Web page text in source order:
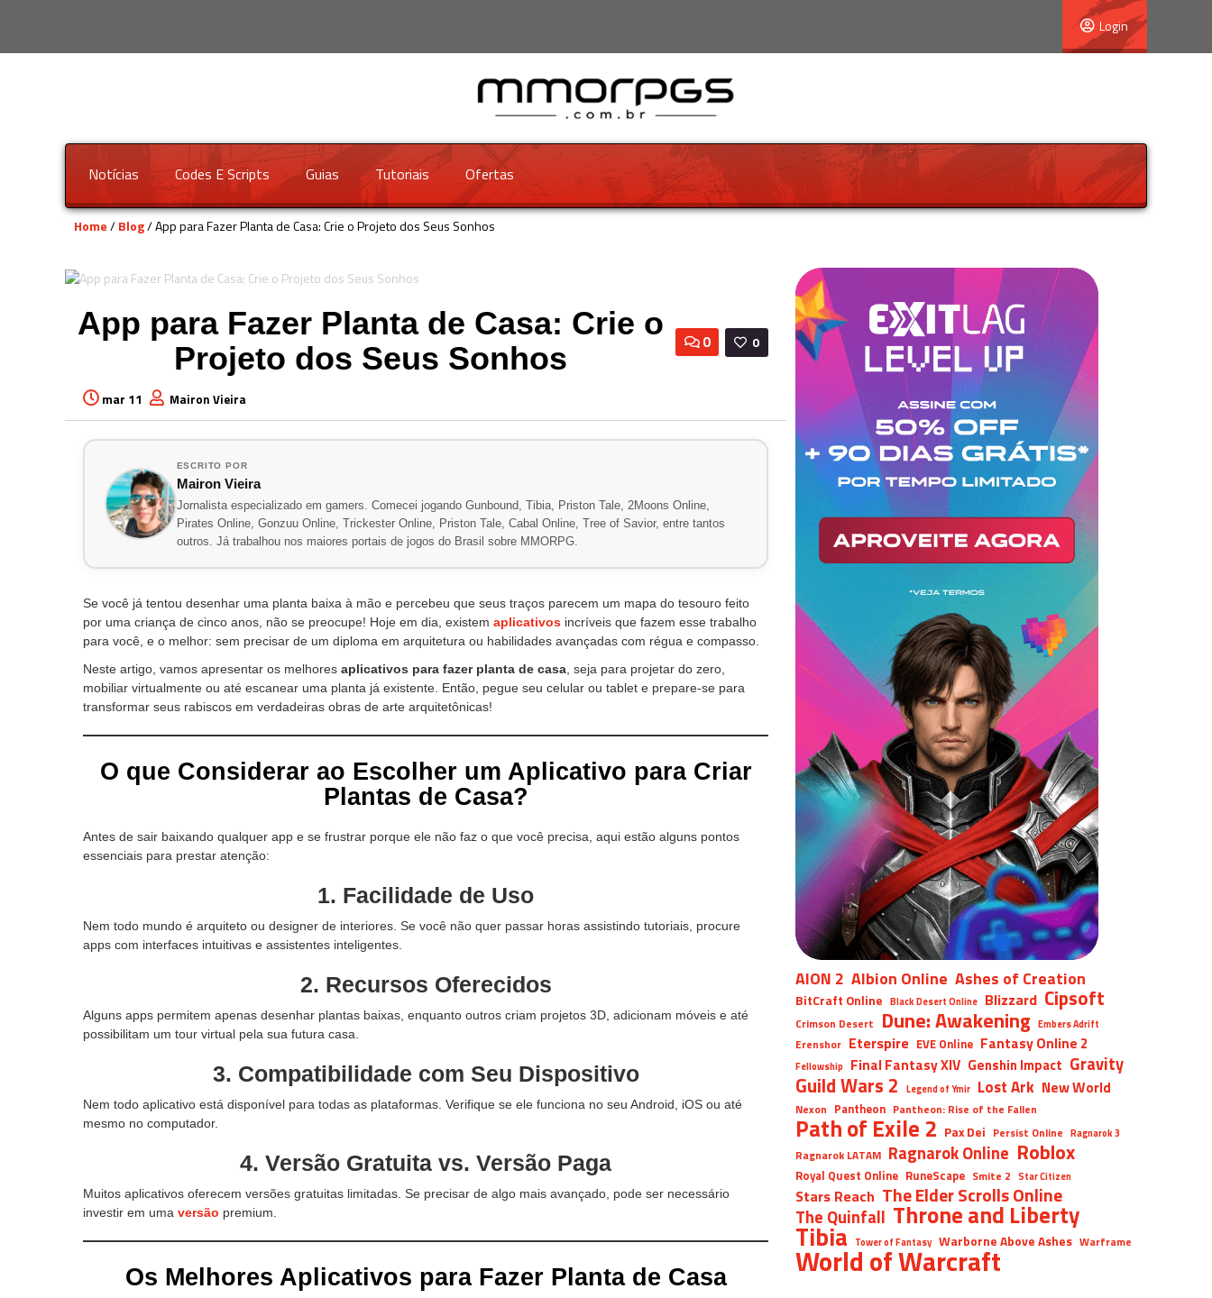
Login
Notícias Codes E Scripts Guias Tutoriais Ofertas
Home/Blog/ App para Fazer Planta de Casa: Crie o Projeto dos Seus Sonhos
0
0
App para Fazer Planta de Casa: Crie o
Projeto dos Seus Sonhos
mar 11 Mairon Vieira
ESCRITO POR
Mairon Vieira
Jornalista especializado em gamers. Comecei jogando Gunbound, Tibia, Priston Tale, 2Moons Online,
Pirates Online, Gonzuu Online, Trickester Online, Priston Tale, Cabal Online, Tree of Savior, entre tantos
outros. Já trabalhou nos maiores portais de jogos do Brasil sobre MMORPG.
Se você já tentou desenhar uma planta baixa à mão e percebeu que seus traços parecem um mapa do tesouro feito
por uma criança de cinco anos, não se preocupe! Hoje em dia, existem aplicativos incríveis que fazem esse trabalho
para você, e o melhor: sem precisar de um diploma em arquitetura ou habilidades avançadas com régua e compasso.
Neste artigo, vamos apresentar os melhores aplicativos para fazer planta de casa , seja para projetar do zero,
mobiliar virtualmente ou até escanear uma planta já existente. Então, pegue seu celular ou tablet e prepare-se para
transformar seus rabiscos em verdadeiras obras de arte arquitetônicas!
O que Considerar ao Escolher um Aplicativo para Criar
Plantas de Casa?
Antes de sair baixando qualquer app e se frustrar porque ele não faz o que você precisa, aqui estão alguns pontos
essenciais para prestar atenção:
1. Facilidade de Uso
Nem todo mundo é arquiteto ou designer de interiores. Se você não quer passar horas assistindo tutoriais, procure
apps com interfaces intuitivas e assistentes inteligentes.
2. Recursos Oferecidos
Alguns apps permitem apenas desenhar plantas baixas, enquanto outros criam projetos 3D, adicionam móveis e até
possibilitam um tour virtual pela sua futura casa.
3. Compatibilidade com Seu Dispositivo
Nem todo aplicativo está disponível para todas as plataformas. Verifique se ele funciona no seu Android, iOS ou até
mesmo no computador.
4. Versão Gratuita vs. Versão Paga
Muitos aplicativos oferecem versões gratuitas limitadas. Se precisar de algo mais avançado, pode ser necessário
investir em uma versão premium.
Os Melhores Aplicativos para Fazer Planta de Casa
AION 2 Albion Online Ashes of Creation
BitCraft Online Black Desert Online Blizzard Cipsoft
Crimson Desert Dune: Awakening Embers Adrift
Erenshor Eterspire EVE Online Fantasy Online 2
Fellowship Final Fantasy XIV Genshin Impact Gravity
Guild Wars 2 Legend of Ymir Lost Ark New World
Nexon Pantheon Pantheon: Rise of the Fallen
Path of Exile 2 Pax Dei Persist Online Ragnarok 3
Ragnarok LATAM Ragnarok Online Roblox
Royal Quest Online RuneScape Smite 2 Star Citizen
Stars Reach The Elder Scrolls Online
The Quinfall Throne and Liberty
Tibia Tower of Fantasy Warborne Above Ashes Warframe
World of Warcraft